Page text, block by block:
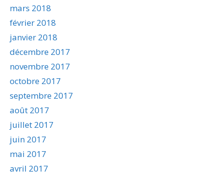
mars 2018
février 2018
janvier 2018
décembre 2017
novembre 2017
octobre 2017
septembre 2017
août 2017
juillet 2017
juin 2017
mai 2017
avril 2017